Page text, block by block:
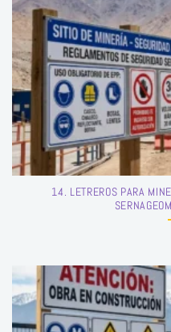
14. LETREROS PARA